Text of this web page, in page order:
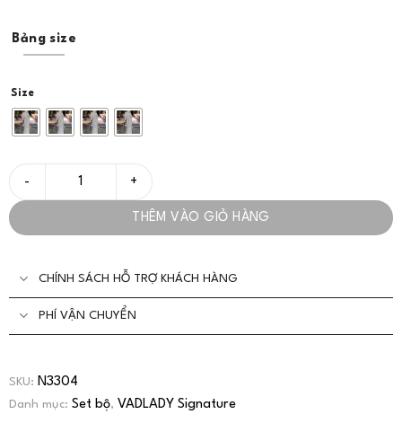
Bảng size
Size
Set Sơ Mi Nữ Phối Váy Dài Thanh Lịch Tối Giản - VADLADY số
THÊM VÀO GIỎ HÀNG
CHÍNH SÁCH HỖ TRỢ KHÁCH HÀNG
PHÍ VẬN CHUYỂN
SKU: N3304
Danh mục: Set bộ, VADLADY Signature